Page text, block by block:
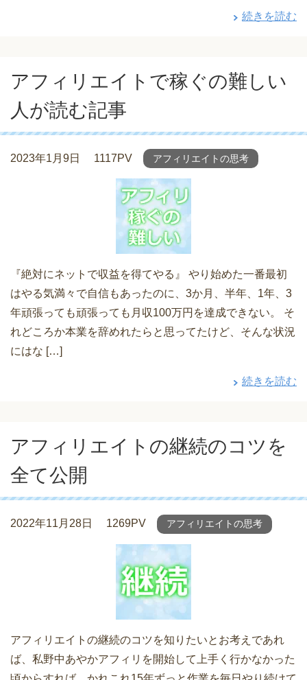
続きを読む
アフィリエイトで稼ぐの難しい
人が読む記事
2023年1月9日 1117PV アフィリエイトの思考
『絶対にネットで収益を得てやる』 やり始めた一番最初
はやる気満々で自信もあったのに、3か月、半年、1年、3
年頑張っても頑張っても月収100万円を達成できない。 そ
れどころか本業を辞めれたらと思ってたけど、そんな状況
にはな […]
続きを読む
アフィリエイトの継続のコツを
全て公開
2022年11月28日 1269PV アフィリエイトの思考
アフィリエイトの継続のコツを知りたいとお考えであれ
ば、私野中あやかアフィリを開始して上手く行かなかった